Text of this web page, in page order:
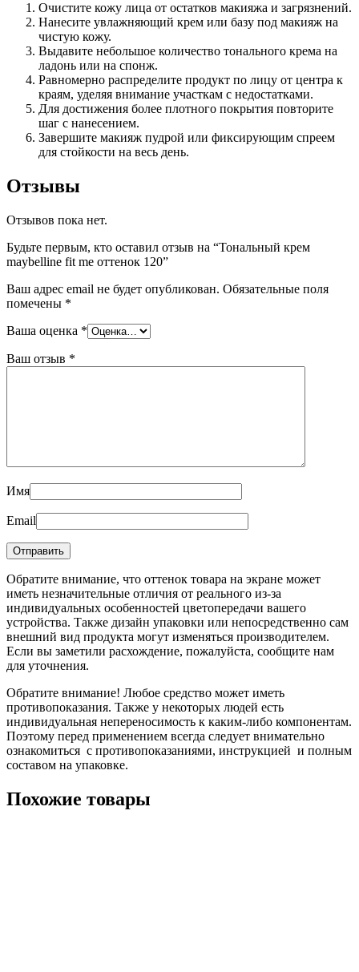
Очистите кожу лица от остатков макияжа и загрязнений.
Нанесите увлажняющий крем или базу под макияж на
чистую кожу.
Выдавите небольшое количество тонального крема на
ладонь или на спонж.
Равномерно распределите продукт по лицу от центра к
краям, уделяя внимание участкам с недостатками.
Для достижения более плотного покрытия повторите
шаг с нанесением.
Завершите макияж пудрой или фиксирующим спреем
для стойкости на весь день.
Отзывы
Отзывов пока нет.
Будьте первым, кто оставил отзыв на “Тональный крем
maybelline fit me оттенок 120”
Ваш адрес email не будет опубликован. Обязательные поля
помечены *
Ваша оценка *
Ваш отзыв *
Имя
Email
Обратите внимание, что оттенок товара на экране может
иметь незначительные отличия от реального из-за
индивидуальных особенностей цветопередачи вашего
устройства. Также дизайн упаковки или непосредственно сам
внешний вид продукта могут изменяться производителем.
Если вы заметили расхождение, пожалуйста, сообщите нам
для уточнения.
Обратите внимание! Любое средство может иметь
противопоказания. Также у некоторых людей есть
индивидуальная непереносимость к каким-либо компонентам.
Поэтому перед применением всегда следует внимательно
ознакомиться с противопоказаниями, инструкцией и полным
составом на упаковке.
Похожие товары